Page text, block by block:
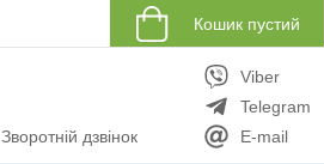
Кошик пустий
Viber
Telegram
Зворотній дзвінок
E-mail